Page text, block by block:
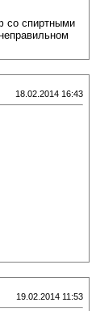
со спиртными
18.02.2014 16:43
19.02.2014 11:53